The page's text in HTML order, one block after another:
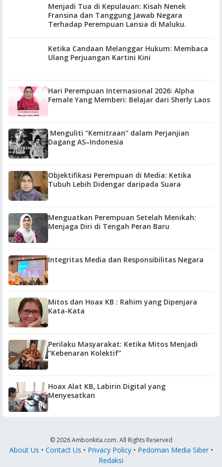
Menjadi Tua di Kepulauan: Kisah Nenek
Fransina dan Tanggung Jawab Negara
Terhadap Perempuan Lansia di Maluku.
Ketika Candaan Melanggar Hukum: Membaca
Ulang Perjuangan Kartini Kini
Hari Perempuan Internasional 2026: Alpha
Female Yang Memberi: Belajar dari Sherly Laos
Menguliti “Kemitraan” dalam Perjanjian
Dagang AS–Indonesia
Objektifikasi Perempuan di Media: Ketika
Tubuh Lebih Didengar daripada Suara
Menguatkan Perempuan Setelah Menikah:
Menjaga Diri di Tengah Peran Baru
Integritas Media dan Responsibilitas Negara
Mitos dan Hoax KB : Rahim yang Dipenjara
Kata-Kata
Perilaku Masyarakat: Ketika Mitos Menjadi
“Kebenaran Kolektif”
Hoax Alat KB, Labirin Digital yang
Menyesatkan
© 2026 Ambonkita.com. All Rights Reserved
About Us • Contact Us • Privacy Policy• Pedoman Media Siber•
Redaksi